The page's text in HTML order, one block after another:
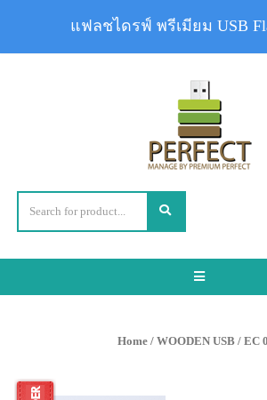
Toggle
Home / WOODEN USB / EC
แฟลชไดรฟ์ พรีเมียม USB